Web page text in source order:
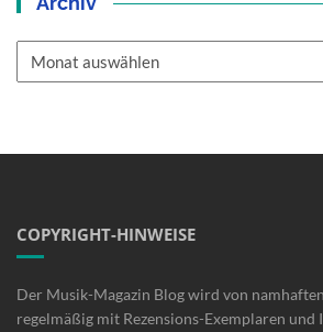
COPYRIGHT-HINWEISE
Der Musik-Magazin Blog wird von
regelmäßig mit Rezensions-Exemplaren